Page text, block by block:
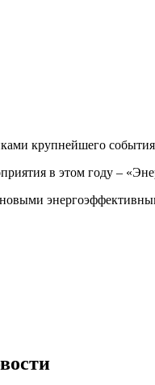
крупнейшего
в этом году –